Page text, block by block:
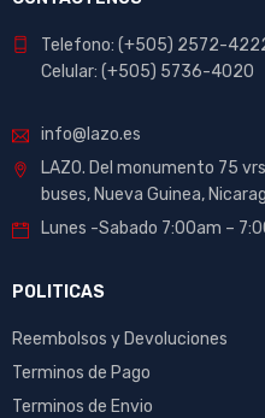
Telefono: (+505) 2572-
Celular: (+505) 5736-4020
info@lazo.es
LAZO. Del monumento 75
buses, Nueva Guinea,
Lunes -Sabado 7:00am –
POLITICAS
Reembolsos y Devoluciones
Terminos de Pago
Terminos de Envio